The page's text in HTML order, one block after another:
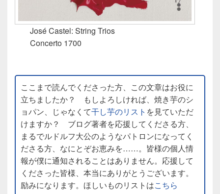
José Castel: String Trios
Concerto 1700
ここまで読んでくださった方、この文章はお役に
立ちましたか？ もしよろしければ、焼き芋のシ
ョパン、じゃなくて干し芋のリスト を見ていただ
けますか？ ブログ著者を応援してくださる方、
まるでルドルフ大公のようなパトロンになってく
ださる方、なにとぞお恵みを……。皆様の個人情
報が僕に通知されることはありません。応援して
くださった皆様、本当にありがとうございます。
励みになります。ほしいものリストはこちら